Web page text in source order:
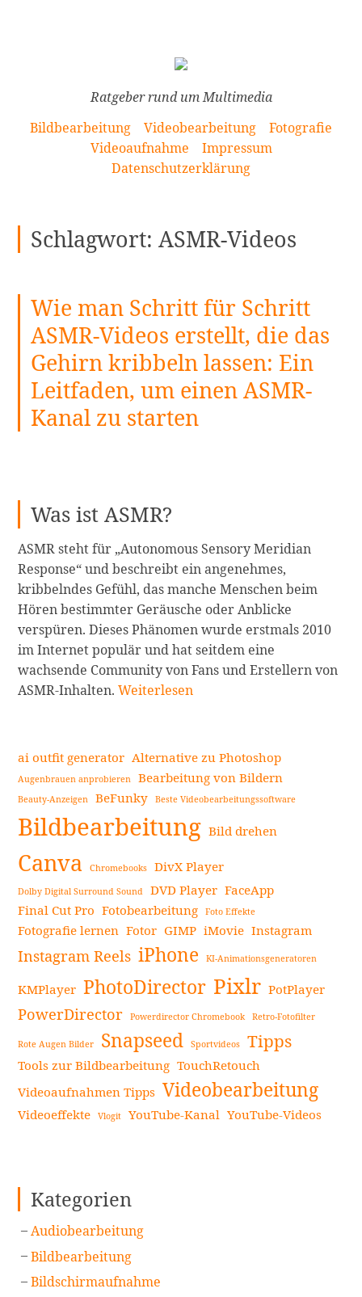
Ratgeber rund um Multimedia
Bildbearbeitung
Videobearbeitung
Fotografie
Videoaufnahme
Impressum
Datenschutzerklärung
Schlagwort:ASMR-Videos
Wie man Schritt für Schritt
ASMR-Videos erstellt, die das
Gehirn kribbeln lassen: Ein
Leitfaden, um einen ASMR-
Kanal zu starten
Was ist ASMR?
ASMR steht für „Autonomous Sensory Meridian
Response“ und beschreibt ein angenehmes,
kribbelndes Gefühl, das manche Menschen beim
Hören bestimmter Geräusche oder Anblicke
verspüren. Dieses Phänomen wurde erstmals 2010
im Internet populär und hat seitdem eine
wachsende Community von Fans und Erstellern von
ASMR-Inhalten.Wie
für
Schritt
ASMR-
Videos
erstellt,
das
Gehirn
kribbeln
lassen:
Ein
um
einen
ASMR-
Kanal
zu
starten
weiterlesen
Weiterlesen
Seitenleiste
ai outfit generator Alternative zu Photoshop
Augenbrauen anprobieren Bearbeitung von Bildern
Beauty-Anzeigen BeFunky Beste Videobearbeitungssoftware
Bildbearbeitung Bild drehen
Canva Chromebooks DivX Player
Dolby Digital Surround Sound DVD Player FaceApp
Final Cut Pro Fotobearbeitung Foto Effekte
Fotografie lernen Fotor GIMP iMovie Instagram
Instagram Reels iPhone KI-Animationsgeneratoren
KMPlayer PhotoDirector Pixlr PotPlayer
PowerDirector Powerdirector Chromebook Retro-Fotofilter
Rote Augen Bilder Snapseed Sportvideos Tipps
Tools zur Bildbearbeitung TouchRetouch
Videoaufnahmen Tipps Videobearbeitung
Videoeffekte Vlogit YouTube-Kanal YouTube-Videos
Kategorien
Audiobearbeitung
Bildbearbeitung
Bildschirmaufnahme